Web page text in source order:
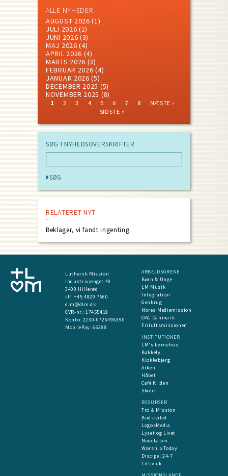
ALLE NYHEDER
AUGUST 2026 (1)
JULI 2026 (1)
JUNI 2026 (3)
MAJ 2026 (4)
APRIL 2026 (4)
MARTS 2026 (3)
FEBRUAR 2026 (4)
JANUAR 2026 (5)
DECEMBER 2025 (5)
NOVEMBER 2025 (8)
CURRENT
1 PAGE
2 PAGE
3 PAGE
4 PAGE
5 PAGE
6 PAGE
7 PAGE
8
NEXT
NÆSTE ›
SIDSTE »
SØG I NYHEDSOVERSKRIFTER
RELATERET NYT
Beklager, vi fandt ingenting.
Luthersk Mission
Industrivænget 40
3400 Hillerød
tlf. +45 4820 7660
dlm@dlm.dk
CVR-nr.: 17455419
​Konto: 2230-0726496390
MobilePay:66288
ARBEJDSGRENE
Børn & Unge
LM Musik
Integration
Genbrug
Norea Mediemission
OAC Danmark
Friluftsmissionen
INSTITUTIONER
LM's børnehus
Bakkely
Klokkebjerg
Arken
Håbet
Café Kilden
Skoler
RESURSER
Tro & Mission
Budskabet
LogosMedia
Lyset og Livet
Nodebasen
Worship Today
Discipel 24-7
Tilliv.dk